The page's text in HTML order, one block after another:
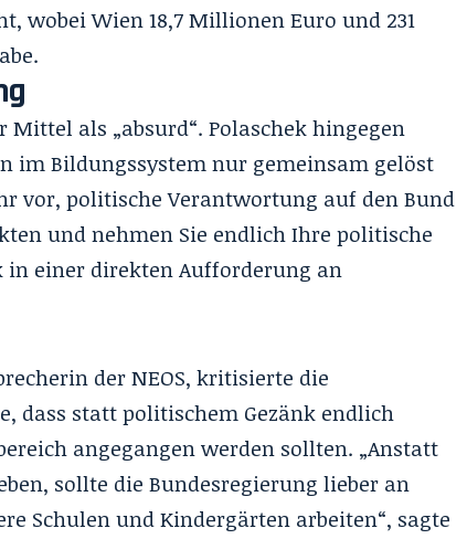
wobei Wien 18,7 Millionen Euro und 231
als „absurd“. Polaschek hingegen
im Bildungssystem nur gemeinsam gelöst
vor, politische Verantwortung auf den Bund
und nehmen Sie endlich Ihre politische
in einer direkten Aufforderung an
der NEOS, kritisierte die
dass statt politischem Gezänk endlich
angegangen werden sollten. „Anstatt
sollte die Bundesregierung lieber an
Schulen und Kindergärten arbeiten“, sagte